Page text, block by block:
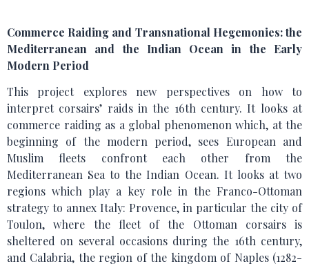
Commerce Raiding and Transnational Hegemonies: the
Mediterranean and the Indian Ocean in the Early
Modern Period
This project explores new perspectives on how to
interpret corsairs’ raids in the 16th century. It looks at
commerce raiding as a global phenomenon which, at the
beginning of the modern period, sees European and
Muslim fleets confront each other from the
Mediterranean Sea to the Indian Ocean. It looks at two
regions which play a key role in the Franco-Ottoman
strategy to annex Italy: Provence, in particular the city of
Toulon, where the fleet of the Ottoman corsairs is
sheltered on several occasions during the 16th century,
and Calabria, the region of the kingdom of Naples (1282-